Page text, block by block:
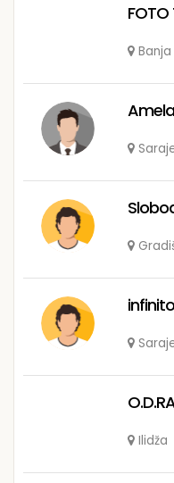
FOTO
Banja
Ilidža